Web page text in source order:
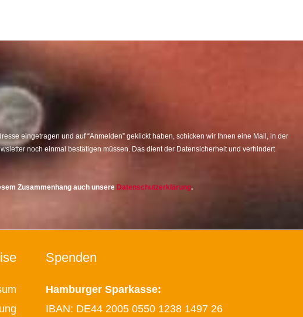
eingetragen und auf “Anmelden” geklickt haben, schicken wir Ihnen eine Mail, in der
noch einmal bestätigen müssen. Das dient der Datensicherheit und verhindert
Zusammenhang auch unsere Datenschutzerklärung.
Spenden
Hamburger Sparkasse:
IBAN: DE44 2005 0550 1238 1497 26